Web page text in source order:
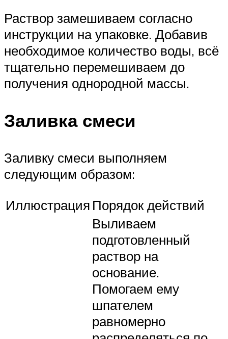
Раствор замешиваем согласно
инструкции на упаковке. Добавив
необходимое количество воды, всё
тщательно перемешиваем до
получения однородной массы.
Заливка смеси
Заливку смеси выполняем
следующим образом:
Иллюстрация Порядок действий
Выливаем
подготовленный
раствор на
основание.
Помогаем ему
шпателем
равномерно